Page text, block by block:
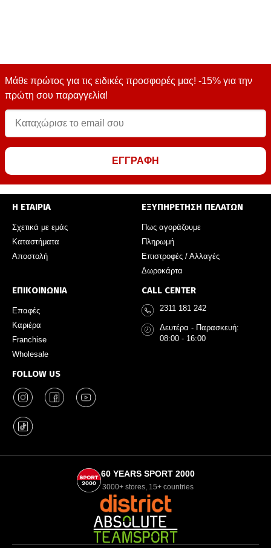
Μάθε πρώτος για τις ειδικές προσφορές μας! -15% για την
πρώτη σου παραγγελία!
ΕΓΓΡΑΦΗ
Η ΕΤΑΙΡΙΑ
Σχετικά με εμάς
Καταστήματα
Αποστολή
ΕΞΥΠΗΡΕΤΗΣΗ ΠΕΛΑΤΩΝ
Πως αγοράζουμε
Πληρωμή
Επιστροφές / Αλλαγές
Δωροκάρτα
ΕΠΙΚΟΙΝΩΝΙΑ
Επαφές
Καριέρα
Franchise
Wholesale
FOLLOW US
CALL CENTER
2311 181 242
Δευτέρα - Παρασκευή:
08:00 - 16:00
60 YEARS SPORT 2000
3000+ stores, 15+ countries